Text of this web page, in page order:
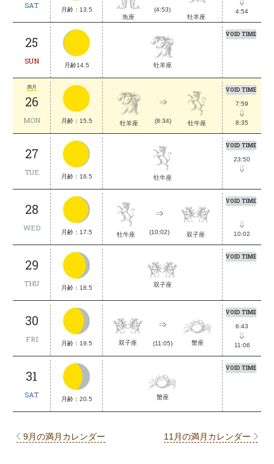
SAT 月齢：13.5
魚座
(4:53)
牡羊座
4:54
25
SUN 月齢14.5 牡羊座
VOID TIME
満月
26
MON 月齢：15.5 牡羊座 (8:34) 牡牛座
VOID TIME
7:59
8:35
27
TUE 月齢：16.5 牡牛座
VOID TIME
23:50
28
WED 月齢：17.5 牡牛座 (10:02) 双子座
VOID TIME
10:02
29
THU 月齢：18.5 双子座
VOID TIME
30
FRI 月齢：19.5 双子座 (11:05) 蟹座
VOID TIME
6:43
11:06
31
SAT 月齢：20.5 蟹座
VOID TIME
9月の満月カレンダー 11月の満月カレンダー